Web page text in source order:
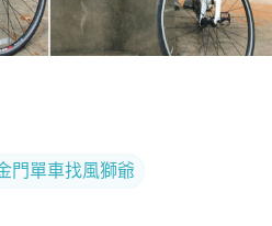
門單車找風獅爺